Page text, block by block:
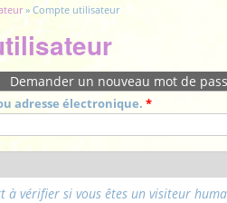
» Compte utilisateur
Demander un nouveau mot de
adresse électronique. *
à vérifier si vous êtes un visiteur